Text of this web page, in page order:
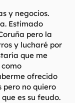
y negocios.
Estimado
pero la
y lucharé por
que me
ofrecido
pero no quiero
es su feudo.